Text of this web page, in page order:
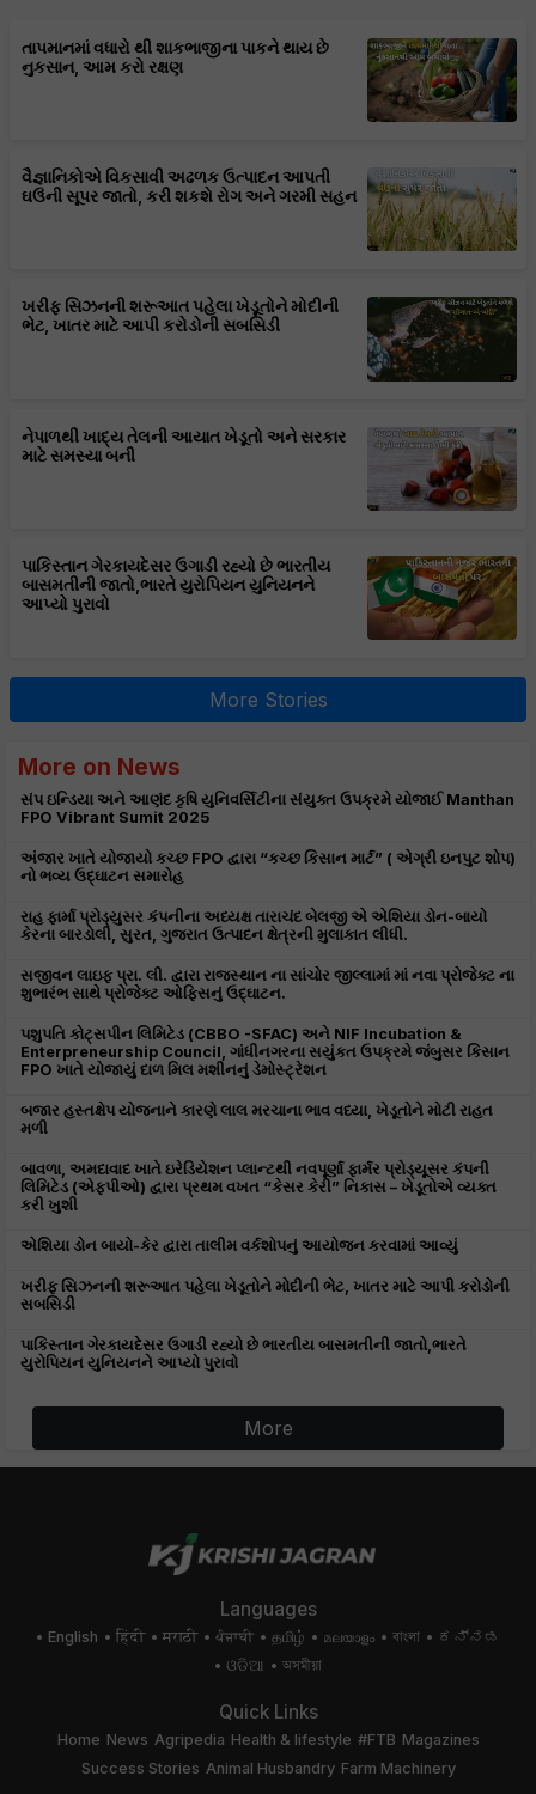
તાપમાનમાં વધારો થી શાકભાજીના પાકને થાય છે
નુકસાન, આમ કરો રક્ષણ
વૈજ્ઞાનિકોએ વિકસાવી અઢળક ઉત્પાદન આપતી
ઘઉંની સૂપર જાતો, કરી શકશે રોગ અને ગરમી સહન
ખરીફ સિઝનની શરૂઆત પહેલા ખેડૂતોને મોદીની
ભેટ, ખાતર માટે આપી કરોડોની સબસિડી
નેપાળથી ખાદ્ય તેલની આયાત ખેડૂતો અને સરકાર
માટે સમસ્યા બની
પાકિસ્તાન ગેરકાયદેસર ઉગાડી રહ્યો છે ભારતીય
બાસમતીની જાતો,ભારતે યુરોપિયન યુનિયનને
આપ્યો પુરાવો
More Stories
More on News
સંપ ઇન્ડિયા અને આણંદ કૃષિ યુનિવર્સિટીના સંયુક્ત ઉપક્રમે યોજાઈ Manthan
FPO Vibrant Sumit 2025
અંજાર ખાતે યોજાયો કચ્છ FPO દ્વારા “કચ્છ કિસાન માર્ટ” ( એગ્રી ઇનપુટ શોપ)
નો ભવ્ય ઉદ્ઘાટન સમારોહ
રાહ ફાર્મા પ્રોડ્યુસર કંપનીના અધ્યક્ષ તારાચંદ બેલજી એ એશિયા ડોન-બાયો
કેરના બારડોલી, સુરત, ગુજરાત ઉત્પાદન ક્ષેત્રની મુલાકાત લીધી.
સજીવન લાઇફ પ્રા. લી. દ્વારા રાજસ્થાન ના સાંચોર જીલ્લામાં માં નવા પ્રોજેક્ટ ના
શુભારંભ સાથે પ્રોજેક્ટ ઓફિસનું ઉદ્ઘાટન.
પશુપતિ કોટ્સપીન લિમિટેડ (CBBO -SFAC) અને NIF Incubation &
Enterpreneurship Council, ગાંધીનગરના સયુંકત ઉપક્રમે જંબુસર કિસાન
FPO ખાતે યોજાયું દાળ મિલ મશીનનું ડેમોસ્ટ્રેશન
બજાર હસ્તક્ષેપ યોજનાને કારણે લાલ મરચાના ભાવ વધ્યા, ખેડૂતોને મોટી રાહત
મળી
બાવળા, અમદાવાદ ખાતે ઇરેડિયેશન પ્લાન્ટથી નવપૂર્ણા ફાર્મર પ્રોડ્યૂસર કંપની
લિમિટેડ (એફપીઓ) દ્વારા પ્રથમ વખત “કેસર કેરી” નિકાસ – ખેડૂતોએ વ્યક્ત
કરી ખુશી
એશિયા ડોન બાયો-કેર દ્વારા તાલીમ વર્કશોપનું આયોજન કરવામાં આવ્યું
ખરીફ સિઝનની શરૂઆત પહેલા ખેડૂતોને મોદીની ભેટ, ખાતર માટે આપી કરોડોની
સબસિડી
પાકિસ્તાન ગેરકાયદેસર ઉગાડી રહ્યો છે ભારતીય બાસમતીની જાતો,ભારતે
યુરોપિયન યુનિયનને આપ્યો પુરાવો
More
Languages
English हिंदी मराठी ਪੰਜਾਬੀ தமிழ் മലയാളം বাংলা
ಕನ್ನಡ
ଓଡିଆ
অসমীয়া
Quick Links
Home News Agripedia Health & lifestyle #FTB Magazines
Success Stories Animal Husbandry Farm Machinery